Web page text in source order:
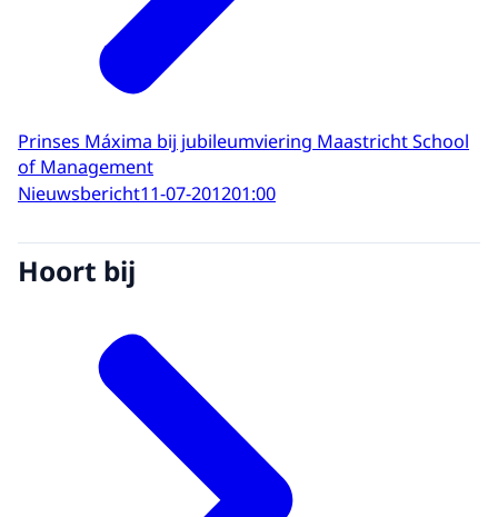
Prinses Máxima bij jubileumviering Maastricht School
of Management
Nieuwsbericht11-07-201201:00
Hoort bij